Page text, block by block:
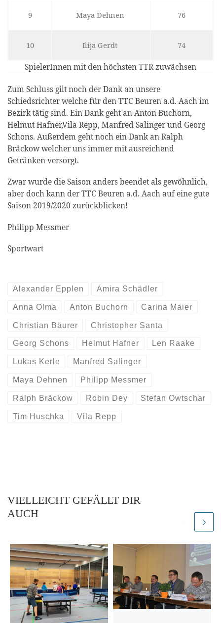
9 Maya Dehnen 76
10 Ilija Gerdt 74
SpielerInnen mit den höchsten TTR zuwächsen
Zum Schluss gilt noch der Dank an unsere
Schiedsrichter welche für den TTC Beuren a.d. Aach im
Bezirk tätig sind. Ein Dank geht an Anton Buchorn,
Helmut Hafner,Vila Repp, Manfred Salinger und Georg
Schons. Außerdem geht noch ein Dank an Ralph
Bräckow welcher uns immer mit ausreichend
Getränken versorgt.
Zwar wurde die Saison anders beendet als gewöhnlich,
aber doch kann der TTC Beuren a.d. Aach auf eine gute
Saison 2019/2020 zurückblicken!
Philipp Messmer
Sportwart
Alexander Epplen Amira Schädler
Anna Olma Anton Buchorn Carina Maier
Christian Bäurer Christopher Santa
Georg Schons Helmut Hafner Len Raake
Lukas Kerle Manfred Salinger
Maya Dehnen Philipp Messmer
Ralph Bräckow Robin Dey Stefan Owtschar
Tim Huschka Vila Repp
VIELLEICHT GEFÄLLT DIR
AUCH